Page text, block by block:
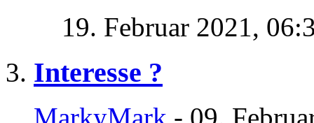
19. Februar 2021,
Interesse ?